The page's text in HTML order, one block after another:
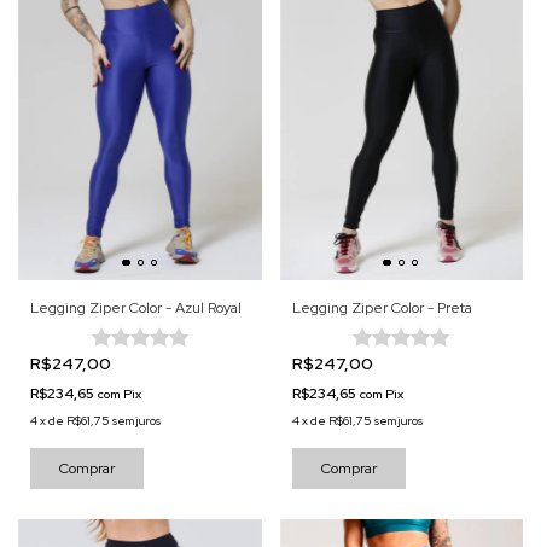
Legging Ziper Color - Azul Royal
R$247,00
R$234,65 com Pix
4xde R$61,75 sem juros
Comprar
Legging Ziper Color - Preta
R$247,00
R$234,65 com Pix
4xde R$61,75 sem juros
Comprar